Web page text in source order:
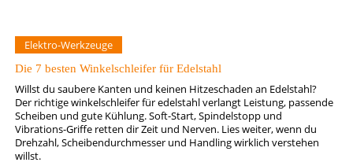
Elektro-Werkzeuge
Die 7 besten Winkelschleifer für Edelstahl
Willst du saubere Kanten und keinen Hitzeschaden an Edelstahl?
Der richtige winkelschleifer für edelstahl verlangt Leistung, passende
Scheiben und gute Kühlung. Soft-Start, Spindelstopp und
Vibrations-Griffe retten dir Zeit und Nerven. Lies weiter, wenn du
Drehzahl, Scheibendurchmesser und Handling wirklich verstehen
willst.